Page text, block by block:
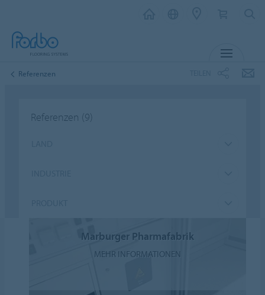
Referenzen
Referenzen (9)
Marburger Pharmafabrik
MEHR INFORMATIONEN